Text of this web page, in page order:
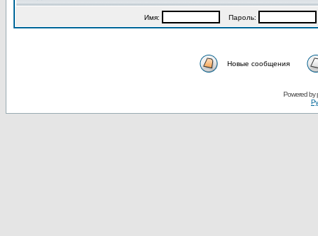
Имя: Пароль:
Новые сообщения
Powered by